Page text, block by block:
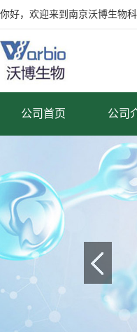
你好，欢迎来到南京沃博生物科
公司首页 公司